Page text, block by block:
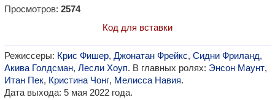
Просмотров: 2574
Код для вставки
Режиссеры: Крис Фишер, Джонатан Фрейкс, Сидни Фриланд,
Акива Голдсман, Лесли Хоуп. В главных ролях: Энсон Маунт,
Итан Пек, Кристина Чонг, Мелисса Навия.
Дата выхода: 5 мая 2022 года.